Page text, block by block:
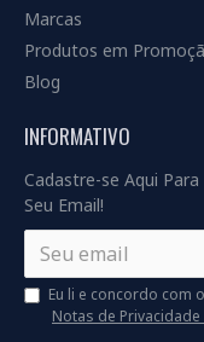
Marcas
Produtos em
Blog
INFORMATIVO
Cadastre-se Aqui
Seu Email!
Eu li e concordo com
Notas de